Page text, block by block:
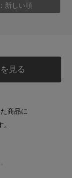
新しい順
見る
商品に